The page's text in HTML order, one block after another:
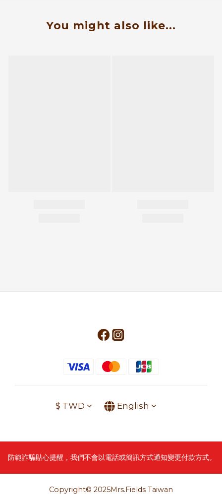
You might also like...
$ TWD English
防範詐騙貼心提醒，我們不會以電話或簡訊方式通知變更付款方式。
Copyright© 2025Mrs.Fields Taiwan